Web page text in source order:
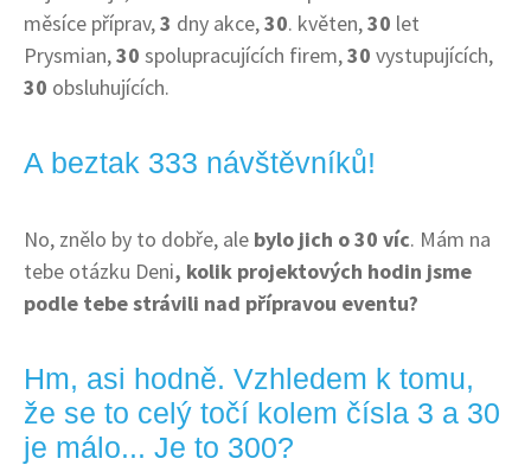
měsíce příprav,3 dny akce,30. květen,30 let
Prysmian,30 spolupracujících firem,30 vystupujících,
30 obsluhujících.
A beztak 333 návštěvníků!
No, znělo by to dobře, ale bylo jich o 30 víc. Mám na
tebe otázku Deni, kolik projektových hodin jsme
podle tebe strávili nad přípravou eventu?
Hm, asi hodně. Vzhledem k tomu,
že se to celý točí kolem čísla 3 a 30
je málo... Je to 300?